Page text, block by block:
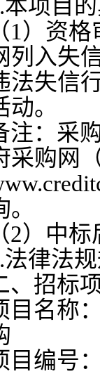
本项目
（1）资
列入失
法失信
动。
注：采
采购网
（2）中标
法律法
招标
目名称
目编号